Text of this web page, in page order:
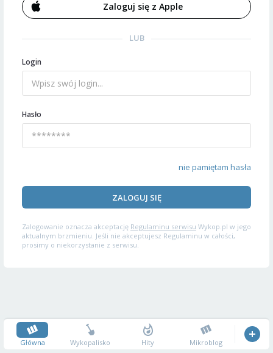
Zaloguj się z Apple
LUB
Login
Hasło
nie pamiętam hasła
ZALOGUJ SIĘ
Zalogowanie oznacza akceptację Regulaminu serwisu Wykop.pl w jego
aktualnym brzmieniu. Jeśli nie akceptujesz Regulaminu w całości,
prosimy o niekorzystanie z serwisu.
Główna Wykopalisko Hity Mikroblog